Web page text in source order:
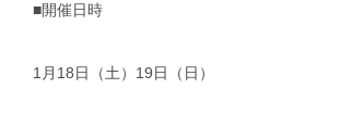
■開催日時
1月18日（土）19日（日）